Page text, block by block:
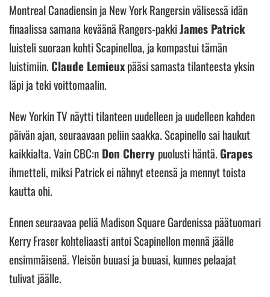
Montreal Canadiensin ja New York Rangersin välisessä idän
finaalissa samana keväänä Rangers-pakkiJames Patrick
luisteli suoraan kohti Scapinelloa, ja kompastui tämän
luistimiin. Claude Lemieuxpääsi samasta tilanteesta yksin
läpi ja teki voittomaalin.
New Yorkin TV näytti tilanteen uudelleen ja uudelleen kahden
päivän ajan, seuraavaan peliin saakka. Scapinello sai haukut
kaikkialta. Vain CBC:n Don Cherry puolusti häntä. Grapes
ihmetteli, miksi Patrick ei nähnyt eteensä ja mennyt toista
kautta ohi.
Ennen seuraavaa peliä Madison Square Gardenissa päätuomari
Kerry Fraser kohteliaasti antoi Scapinellon mennä jäälle
ensimmäisenä. Yleisön buuasi ja buuasi, kunnes pelaajat
tulivat jäälle.